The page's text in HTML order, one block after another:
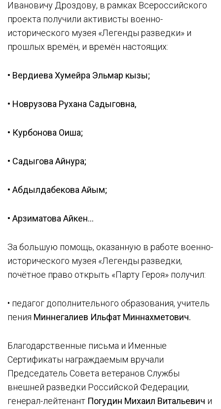
Ивановичу Дроздову, в рамках Всероссийского
проекта получили активисты военно-
исторического музея «Легенды разведки» и
прошлых времён, и времён настоящих:
• Вердиева Хумейра Эльмар кызы;
• Новрузова Рухана Садыговна,
• Курбонова Оиша;
• Садыгова Айнура;
• Абдылдабекова Айым;
• Арзиматова Айкен...
За большую помощь, оказанную в работе военно-
исторического музея «Легенды разведки,
почётное право открыть «Парту Героя» получил:
• педагог дополнительного образования, учитель
пения Миннегалиев Ильфат Миннахметович.
Благодарственные письма и Именные
Сертификаты награждаемым вручали
Председатель Совета ветеранов Службы
внешней разведки Российской Федерации,
генерал-лейтенант Погудин Михаил Витальевич и